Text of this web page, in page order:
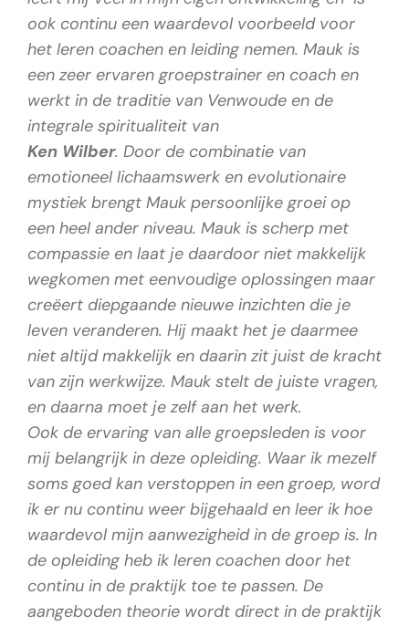
ook continu een waardevol voorbeeld voor
het leren coachen en leiding nemen. Mauk is
een zeer ervaren groepstrainer en coach en
werkt in de traditie van Venwoude en de
integrale spiritualiteit van
Ken Wilber. Door de combinatie van
emotioneel lichaamswerk en evolutionaire
mystiek brengt Mauk persoonlijke groei op
een heel ander niveau. Mauk is scherp met
compassie en laat je daardoor niet makkelijk
wegkomen met eenvoudige oplossingen maar
creëert diepgaande nieuwe inzichten die je
leven veranderen. Hij maakt het je daarmee
niet altijd makkelijk en daarin zit juist de kracht
van zijn werkwijze. Mauk stelt de juiste vragen,
en daarna moet je zelf aan het werk.
Ook de ervaring van alle groepsleden is voor
mij belangrijk in deze opleiding. Waar ik mezelf
soms goed kan verstoppen in een groep, word
ik er nu continu weer bijgehaald en leer ik hoe
waardevol mijn aanwezigheid in de groep is. In
de opleiding heb ik leren coachen door het
continu in de praktijk toe te passen. De
aangeboden theorie wordt direct in de praktijk